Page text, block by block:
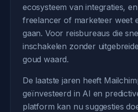
ecosysteem van integraties,
freelancer of marketeer weet
gaan. Voor reisbureaus die
inschakelen zonder
goud waard.
De laatste jaren heeft
geïnvesteerd in AI en
platform kan nu suggesties